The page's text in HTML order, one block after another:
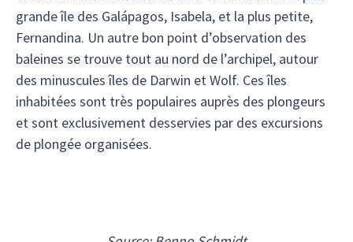
grande île des Galápagos, Isabela, et la plus petite,
Fernandina. Un autre bon point d’observation des
baleines se trouve tout au nord de l’archipel, autour
des minuscules îles de Darwin et Wolf. Ces îles
inhabitées sont très populaires auprès des plongeurs
et sont exclusivement desservies par des excursions
de plongée organisées.